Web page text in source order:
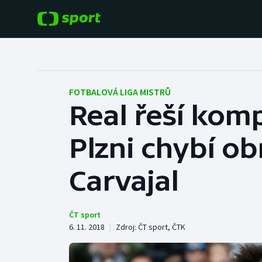
Hokej
Tenis
Atletika
Baseball a softbal
Basketbal
FOTBALOVÁ LIGA MISTRŮ
Real řeší
Plzni chybí
Carvajal
ČT sport
6. 11. 2018 | Zdroj: ČT sport, ČTK